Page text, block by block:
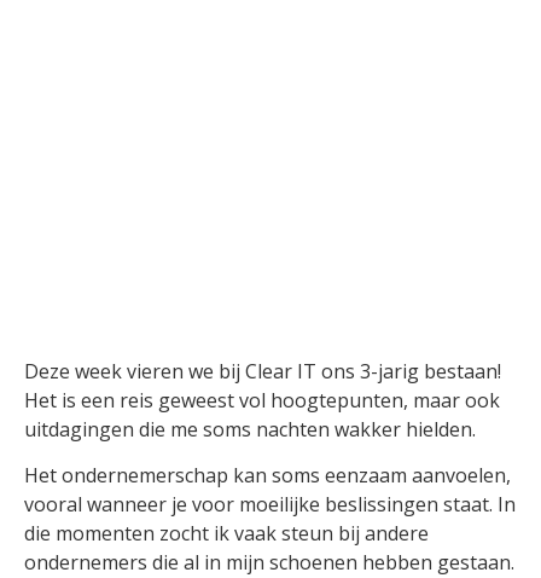
Deze week vieren we bij Clear IT ons 3-jarig bestaan!
Het is een reis geweest vol hoogtepunten, maar ook
uitdagingen die me soms nachten wakker hielden.
Het ondernemerschap kan soms eenzaam aanvoelen,
vooral wanneer je voor moeilijke beslissingen staat. In
die momenten zocht ik vaak steun bij andere
ondernemers die al in mijn schoenen hebben gestaan.